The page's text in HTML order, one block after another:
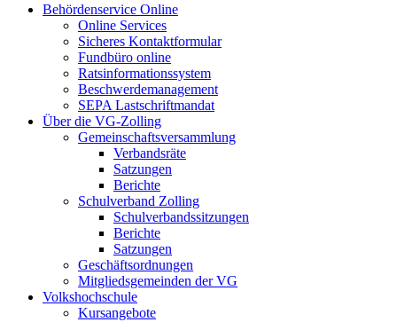
Behördenservice Online
Online Services
Sicheres Kontaktformular
Fundbüro online
Ratsinformationssystem
Beschwerdemanagement
SEPA Lastschriftmandat
Über die VG-Zolling
Gemeinschaftsversammlung
Verbandsräte
Satzungen
Berichte
Schulverband Zolling
Schulverbandssitzungen
Berichte
Satzungen
Geschäftsordnungen
Mitgliedsgemeinden der VG
Volkshochschule
Kursangebote